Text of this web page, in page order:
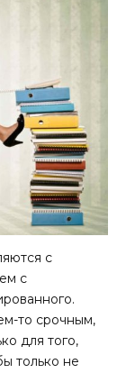
с
с
то срочным,
для того,
только не